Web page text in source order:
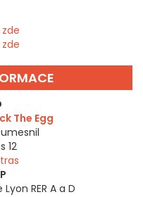
The Egg
12
RER A a D